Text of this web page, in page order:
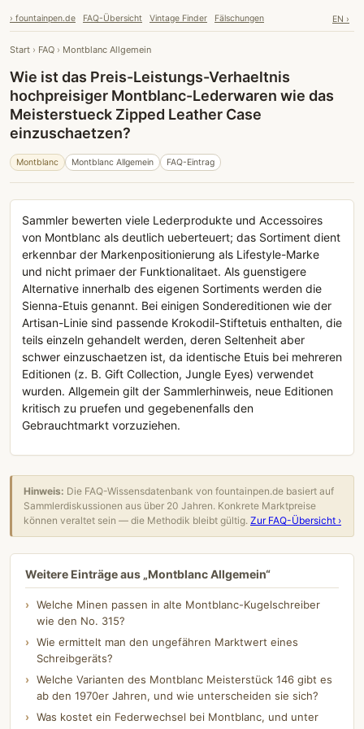
› fountainpen.de FAQ-Übersicht Vintage Finder Fälschungen EN ›
Start › FAQ › Montblanc Allgemein
Wie ist das Preis-Leistungs-Verhaeltnis
hochpreisiger Montblanc-Lederwaren wie das
Meisterstueck Zipped Leather Case
einzuschaetzen?
Montblanc Montblanc Allgemein FAQ-Eintrag
Sammler bewerten viele Lederprodukte und Accessoires
von Montblanc als deutlich ueberteuert; das Sortiment dient
erkennbar der Markenpositionierung als Lifestyle-Marke
und nicht primaer der Funktionalitaet. Als guenstigere
Alternative innerhalb des eigenen Sortiments werden die
Sienna-Etuis genannt. Bei einigen Sondereditionen wie der
Artisan-Linie sind passende Krokodil-Stiftetuis enthalten, die
teils einzeln gehandelt werden, deren Seltenheit aber
schwer einzuschaetzen ist, da identische Etuis bei mehreren
Editionen (z. B. Gift Collection, Jungle Eyes) verwendet
wurden. Allgemein gilt der Sammlerhinweis, neue Editionen
kritisch zu pruefen und gegebenenfalls den
Gebrauchtmarkt vorzuziehen.
Hinweis: Die FAQ-Wissensdatenbank von fountainpen.de basiert auf
Sammlerdiskussionen aus über 20 Jahren. Konkrete Marktpreise
können veraltet sein — die Methodik bleibt gültig. Zur FAQ-Übersicht ›
Weitere Einträge aus „Montblanc Allgemein“
Welche Minen passen in alte Montblanc-Kugelschreiber
wie den No. 315?
Wie ermittelt man den ungefähren Marktwert eines
Schreibgeräts?
Welche Varianten des Montblanc Meisterstück 146 gibt es
ab den 1970er Jahren, und wie unterscheiden sie sich?
Was kostet ein Federwechsel bei Montblanc, und unter